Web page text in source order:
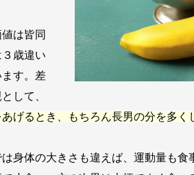
は皆同
歳違い
す。差
して、
げるとき、もちろん長男の分を多く
身体の大きさも違えば、運動量も食